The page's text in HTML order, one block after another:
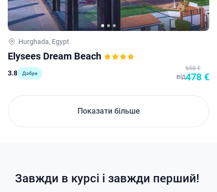
Hurghada, Egypt
Elysees Dream Beach
3.8 Добре від
658 €
478 €
Показати більше
Завжди в курсі і завжди перший!